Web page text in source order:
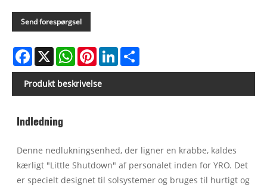
Send forespørgsel
Facebook
X WhatsAppPinterestLinkedIn
Produkt beskrivelse
Indledning
Denne nedlukningsenhed, der ligner en krabbe, kaldes
kærligt "Little Shutdown" af personalet inden for YRO. Det
er specielt designet til solsystemer og bruges til hurtigt og